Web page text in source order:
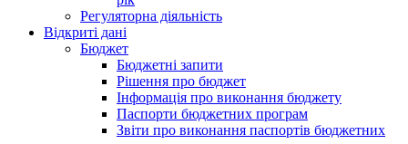
Регуляторна діяльність
Відкриті дані
Бюджет
Бюджетні запити
Рішення про бюджет
Інформація про виконання бюджету
Паспорти бюджетних програм
Звіти про виконання паспортів бюджетних